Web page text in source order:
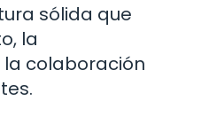
sólida que
la
colaboración